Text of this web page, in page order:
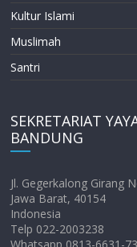
Kultur Islami
Muslimah
Santri
SEKRETARIAT
BANDUNG
Jl. Gegerkalong Girang
Jawa Barat, 40154
Indonesia
Telp 022-2003238
Whatsapp 0813-6631-